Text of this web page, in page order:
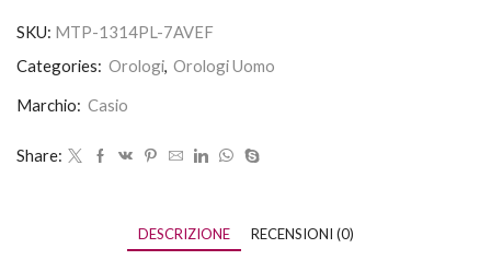
SKU: MTP-1314PL-7AVEF
Categories: Orologi, Orologi Uomo
Marchio: Casio
Share:
DESCRIZIONE RECENSIONI (0)